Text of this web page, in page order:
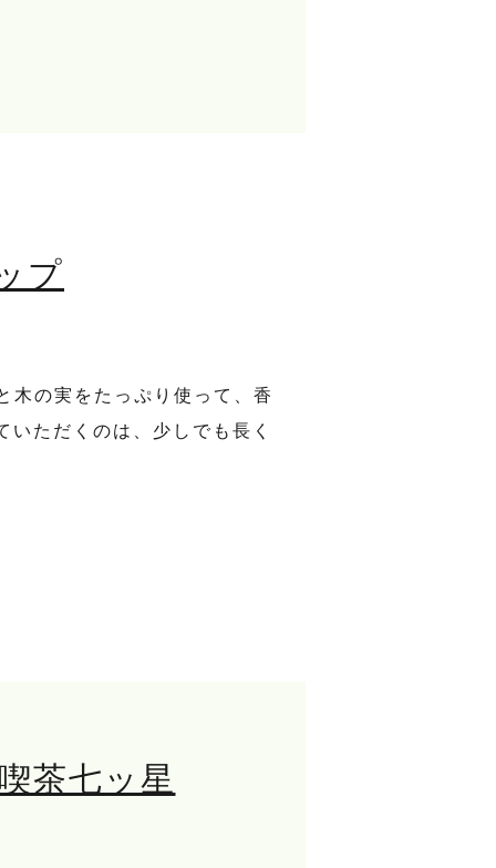
プ
木の実をたっぷり使って、香
ただくのは、少しでも長く
茶七ッ星